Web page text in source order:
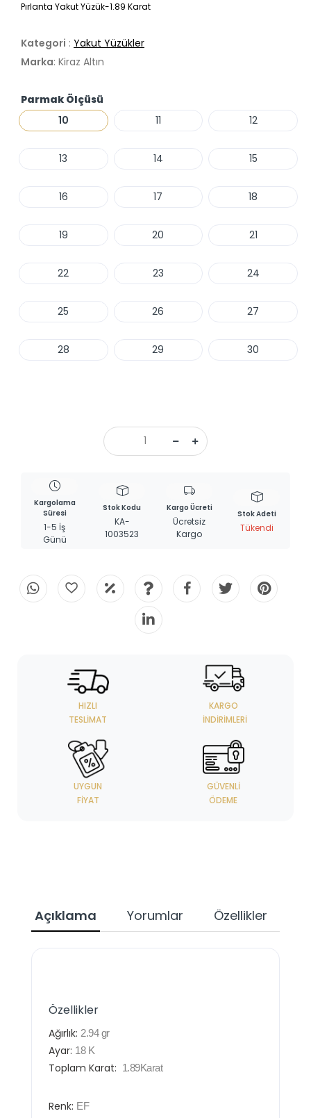
Pırlanta Yakut Yüzük-1.89 Karat
Kategori : Yakut Yüzükler
Marka: Kiraz Altın
Parmak Ölçüsü
10
11 12
13 14 15
16 17 18
19 20 21
22 23 24
25 26 27
28 29 30
Kargolama
Süresi
1-5 İş
Günü
Stok Kodu
KA-
1003523
Kargo Ücreti
Ücretsiz
Kargo
Stok Adeti
Tükendi
HIZLI
TESLIMAT
KARGO
İNDIRIMLERI
UYGUN
FIYAT
GÜVENLI
ÖDEME
Açıklama Yorumlar Özellikler
Özellikler
Ağırlık: 2.94gr
Ayar: 18 K
Toplam Karat: 1.89Karat
Renk: EF